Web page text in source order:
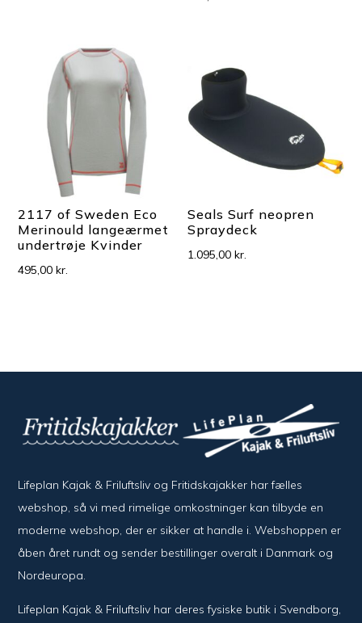
2117 of Sweden Eco
Merinould langeærmet
undertrøje Kvinder
495,00kr.
Seals Surf neopren
Spraydeck
1.095,00kr.
Lifeplan Kajak & Friluftsliv og Fritidskajakker har fælles
webshop, så vi med rimelige omkostninger kan tilbyde en
moderne webshop, der er sikker at handle i. Webshoppen er
åben året rundt og sender bestillinger overalt i Danmark og
Nordeuropa.
Lifeplan Kajak & Friluftsliv har deres fysiske butik i Svendborg,